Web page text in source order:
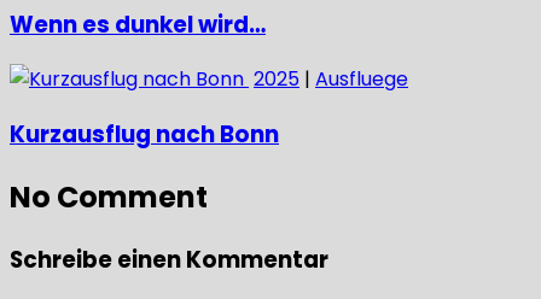
Wenn es dunkel wird…
2025 | Ausfluege
Kurzausflug nach Bonn
No Comment
Schreibe einen Kommentar